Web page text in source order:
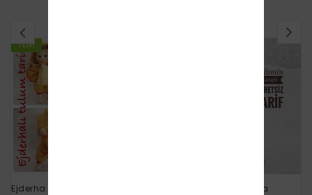
YENI
Ejderha Tulumlu Masum Bebek Tulumlu Zürafa